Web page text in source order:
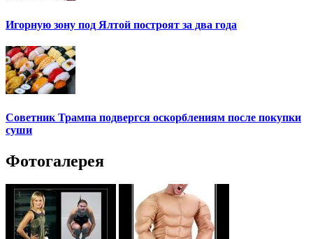
Игорную зону под Ялтой построят за два года
Советник Трампа подвергся оскорблениям после покупки
суши
Фотогалерея